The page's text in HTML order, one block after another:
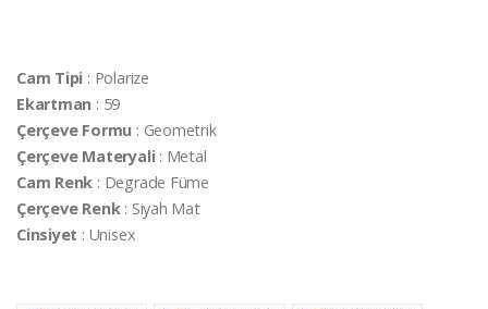
Cam Tipi : Polarize
Ekartman : 59
Çerçeve Formu : Geometrik
Çerçeve Materyali: Metal
Cam Renk : Degrade Füme
Çerçeve Renk: Siyah Mat
Cinsiyet : Unisex